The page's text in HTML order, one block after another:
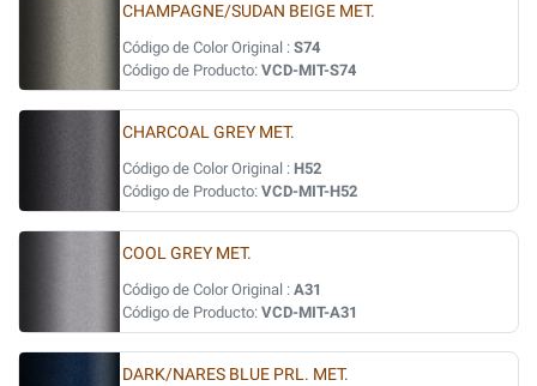
CHAMPAGNE/SUDAN BEIGE MET.
Código de Color Original : S74
Código de Producto: VCD-MIT-S74
CHARCOAL GREY MET.
Código de Color Original : H52
Código de Producto: VCD-MIT-H52
COOL GREY MET.
Código de Color Original : A31
Código de Producto: VCD-MIT-A31
DARK/NARES BLUE PRL. MET.